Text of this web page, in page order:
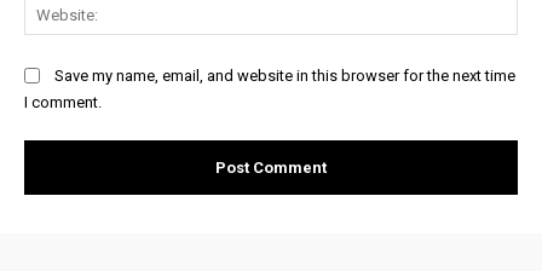
Save my name, email, and website in this browser for the next time
I comment.